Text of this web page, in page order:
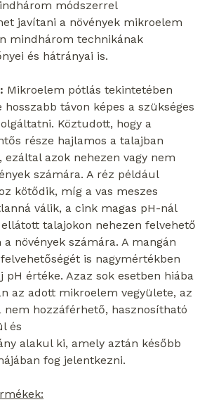
módszerrel
javítani a növények mikroelem
mindhárom technikának
és hátrányai is.
Mikroelem pótlás tekintetében
távon képes a szükséges
Köztudott, hogy a
része hajlamos a talajban
ezáltal azok nehezen vagy nem
számára. A réz például
kötődik, míg a vas meszes
válik, a cink magas pH-nál
talajokon nehezen felvehető
növények számára. A mangán
is nagymértékben
pH értéke. Azaz sok esetben hiába
az adott mikroelem vegyülete, az
nem hozzáférhető, hasznosítható
és
alakul ki, amely aztán később
fog jelentkezni.